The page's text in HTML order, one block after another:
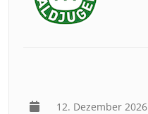
12. Dezember 2026